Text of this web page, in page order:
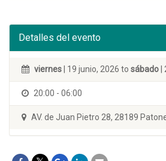
Detalles del evento
viernes | 19 junio, 2026 to sábado
20:00 - 06:00
AV. de Juan Pietro 28, 28189